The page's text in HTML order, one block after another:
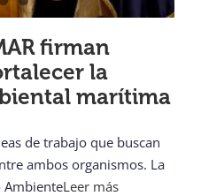
firman
la
marítima
de trabajo que buscan
ambos organismos. La
AmbienteLeer más